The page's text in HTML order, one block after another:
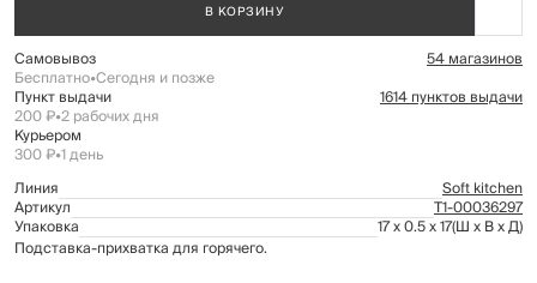
В КОРЗИНУ
Самовывоз 54 магазинов
Бесплатно•Сегодня и позже
Пункт выдачи 1614 пунктов выдачи
200 ₽•2 рабочих дня
Курьером
300 ₽•1 день
Линия
Soft kitchen
Артикул Т1-00036297
Упаковка 17 x 0.5 x 17(Ш x В x Д)
Подставка-прихватка для горячего.